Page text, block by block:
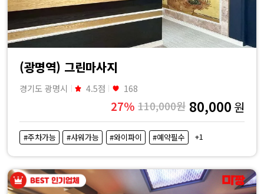
(광명역) 그린마사지
경기도 광명시 4.5점 168
27% 110,000원 80,000 원
#주차가능 #샤워가능 #와이파이 #예약필수 +1